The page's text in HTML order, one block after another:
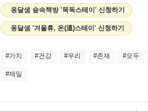
옹달샘 숲속책방 '묵독스테이' 신청하기
옹달샘 '겨울휴, 온(溫)스테이' 신청하기
#가치 #건강 #우리 #존재 #모두
#제일